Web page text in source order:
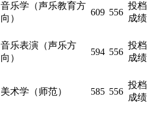
音乐学（声乐教育方
向）
609 556
投档
成绩
音乐表演（声乐方
向）
594 556
投档
成绩
美术学（师范） 585 556
投档
成绩